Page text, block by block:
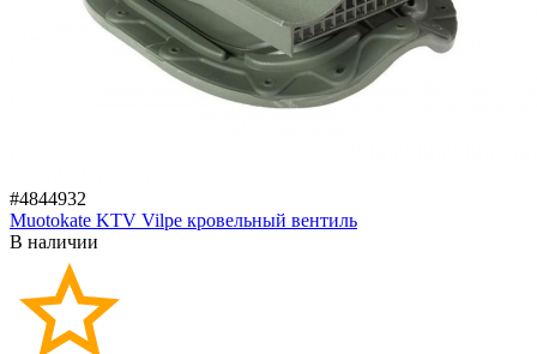
#4844932
Muotokate KTV Vilpe кровельный вентиль
В наличии